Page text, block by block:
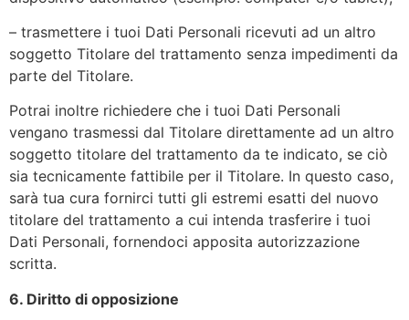
– trasmettere i tuoi Dati Personali ricevuti ad un altro
soggetto Titolare del trattamento senza impedimenti da
parte del Titolare.
Potrai inoltre richiedere che i tuoi Dati Personali
vengano trasmessi dal Titolare direttamente ad un altro
soggetto titolare del trattamento da te indicato, se ciò
sia tecnicamente fattibile per il Titolare. In questo caso,
sarà tua cura fornirci tutti gli estremi esatti del nuovo
titolare del trattamento a cui intenda trasferire i tuoi
Dati Personali, fornendoci apposita autorizzazione
scritta.
6. Diritto di opposizione